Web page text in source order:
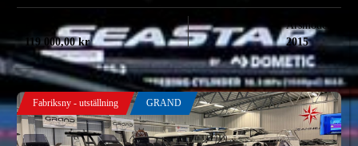
119 000,00kr
Årsmodell
2015
Fabriksny - utställning GRAND